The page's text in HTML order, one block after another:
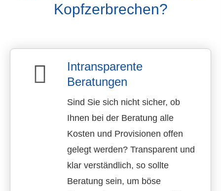
Kopfzerbrechen?
Intransparente
Beratungen
Sind Sie sich nicht sicher, ob
Ihnen bei der Beratung alle
Kosten und Provisionen offen
gelegt werden? Transparent und
klar verständlich, so sollte
Beratung sein, um böse